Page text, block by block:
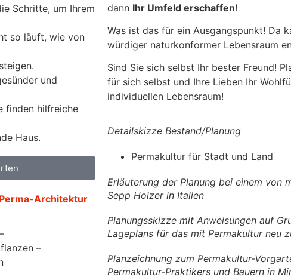
Schritte, um Ihrem
so läuft, wie von
und
finden hilfreiche
Haus.
Perma-Architektur​
–
dann Ihr Umfeld erschaffen!
Was ist das für ein Ausgangspunkt! Da
würdiger naturkonformer Lebensraum
Sind Sie sich selbst Ihr bester Freund!
für sich selbst und Ihre Lieben Ihr
individuellen Lebensraum!
Detailskizze Bestand/Planung
Permakultur für Stadt und Land
Erläuterung der Planung bei einem von
Sepp Holzer in Italien
Planungsskizze mit Anweisungen auf
Lageplans für das mit Permakultur neu
Planzeichnung zum Permakultur-
Permakultur-Praktikers und Bauern in